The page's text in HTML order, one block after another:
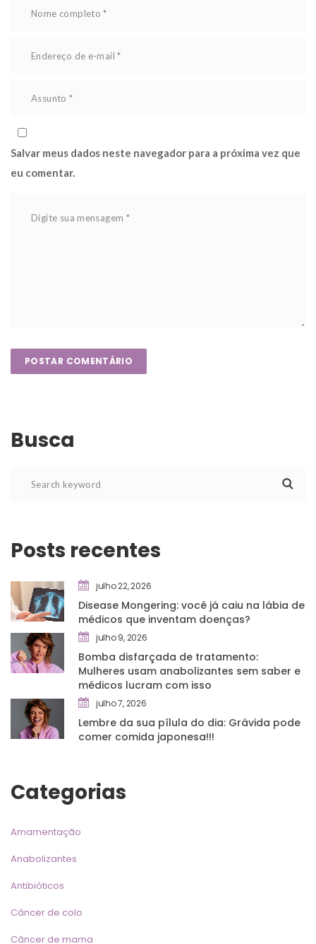
Salvar meus dados neste navegador para a próxima vez que
eu comentar.
Busca
Posts recente
julho 22, 2026
Disease Mongering: você já caiu na lábia de
médicos que inventam doenças?
julho 9, 2026
Bomba disfarçada de tratamento:
Mulheres usam anabolizantes sem saber e
médicos lucram com isso
julho 7, 2026
Lembre da sua pílula do dia: Grávida pode
comer comida japonesa!!!
Categoria
Amamentação
Anabolizante
Antibiótico
Câncer de colo
Câncer de mama